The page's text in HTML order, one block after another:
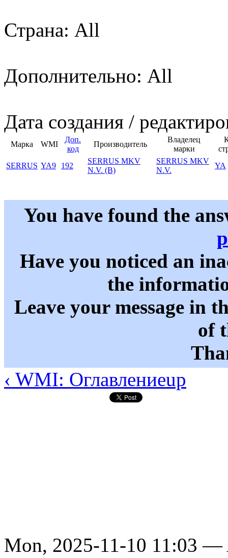
Страна: All
Дополнительно: All
Дата создания /
Марка WMI
Доп.
код
Производитель
Владелец
марки
SERRUS YA9 192
SERRUS MKV
N.V. (B)
SERRUS MKV
N.V.
YA
You have found the
Have you noticed an
the
Leave your message in
of
‹ WMI: Оглавлениеup
Mon, 2025-11-10 11:03 —